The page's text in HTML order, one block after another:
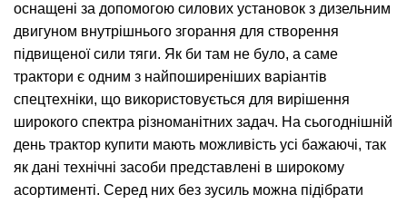
оснащені за допомогою силових установок з дизельним
двигуном внутрішнього згорання для створення
підвищеної сили тяги. Як би там не було, а саме
трактори є одним з найпоширеніших варіантів
спецтехніки, що використовується для вирішення
широкого спектра різноманітних задач. На сьогоднішній
день трактор купити мають можливість усі бажаючі, так
як дані технічні засоби представлені в широкому
асортименті. Серед них без зусиль можна підібрати